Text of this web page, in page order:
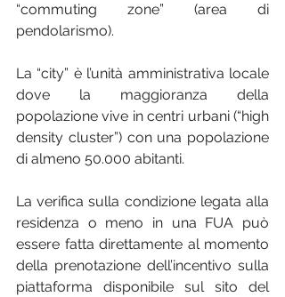
“commuting zone” (area di
pendolarismo).
La “city” è l’unità amministrativa locale
dove la maggioranza della
popolazione vive in centri urbani (“high
density cluster”) con una popolazione
di almeno 50.000 abitanti.
La verifica sulla condizione legata alla
residenza o meno in una FUA può
essere fatta direttamente al momento
della prenotazione dell’incentivo sulla
piattaforma disponibile sul sito del